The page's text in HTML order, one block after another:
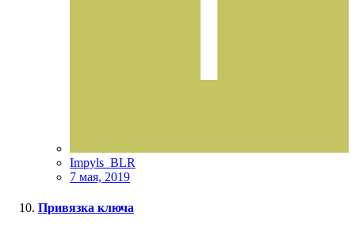
Impyls_BLR
7 мая, 2019
Привязка ключа